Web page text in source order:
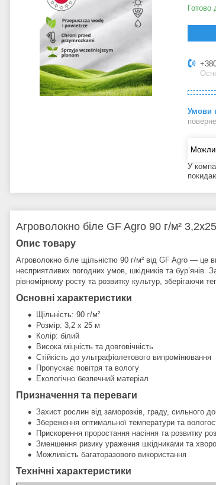
Готово
У
Агроволокно біле GF Agro 90 г/м²
Опис товару
Агроволокно біле щільністю 90 г/м² від GF Agro — це
несприятливих погодних умов, шкідників та бур’янів.
рівномірному росту та розвитку культур, зберігаючи
Основні характеристики
Щільність: 90 г/м²
Розмір: 3,2 x 25 м
Колір: білий
Висока міцність та довговічність
Стійкість до ультрафіолетового випромінювання
Пропускає повітря та вологу
Екологічно безпечний матеріал
Призначення та переваги
Захист рослин від заморозків, граду, сильного
Збереження оптимальної температури та
Прискорення проростання насіння та розвитку
Зменшення ризику ураження шкідниками та
Можливість багаторазового використання
Технічні характеристики